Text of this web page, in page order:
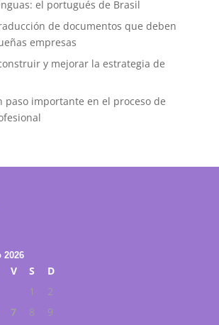
el portugués de Brasil
de documentos que deben
empresas
y mejorar la estrategia de
paso importante en el proceso de
2026
V S
D
1
2
7 8
9